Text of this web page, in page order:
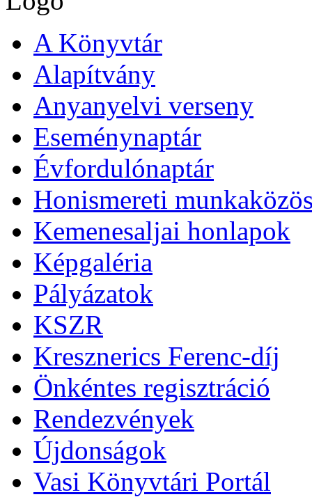
A Könyvtár
Alapítvány
Anyanyelvi verseny
Eseménynaptár
Évfordulónaptár
Honismereti
Kemenesaljai honlapok
Képgaléria
Pályázatok
KSZR
Kresznerics Ferenc-díj
Önkéntes regisztráció
Rendezvények
Újdonságok
Vasi Könyvtári Portál